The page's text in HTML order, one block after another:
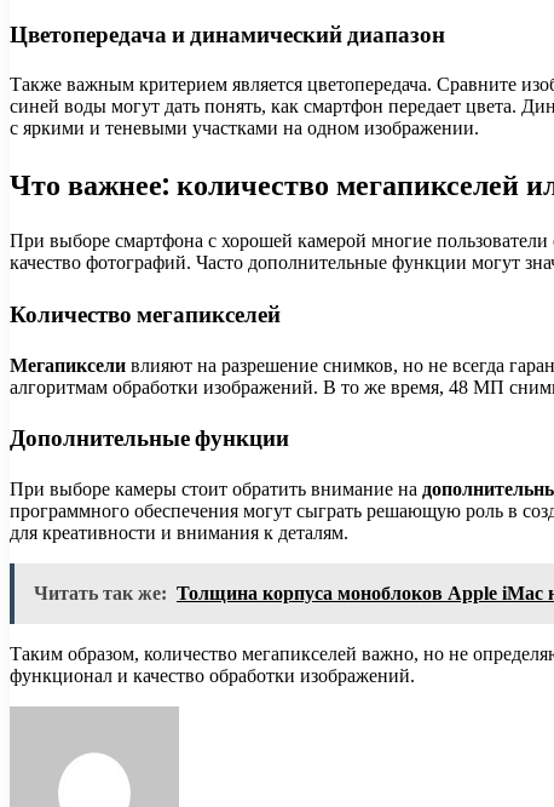
Цветопередача и динамический диапазон
Также важным критерием является цветопередача. Сравните
синей воды могут дать понять, как смартфон передает цвета.
с яркими и теневыми участками на одном изображении.
Что важнее: количество мегапикселей
При выборе смартфона с хорошей камерой многие
качество фотографий. Часто дополнительные функции могут
Количество мегапикселей
Мегапиксели влияют на разрешение снимков, но не всегда
алгоритмам обработки изображений. В то же время, 48 МП
Дополнительные функции
При выборе камеры стоит обратить внимание на
программного обеспечения могут сыграть решающую роль в
для креативности и внимания к деталям.
Читать так же: Толщина корпуса моноблоков Apple iMac
Таким образом, количество мегапикселей важно, но не
функционал и качество обработки изображений.